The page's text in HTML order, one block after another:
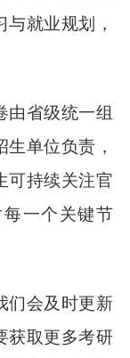
就业规划，
由省级统一组
单位负责，
可持续关注官
一个关键节
们会及时更新
获取更多考研